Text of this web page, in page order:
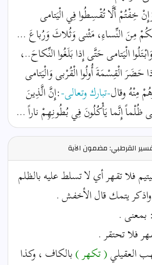
خِفْتُمْ أَلَّا تُقْسِطُوا فِي الْيَتامى
مِنَ النِّساءِ، مَثْنى وَثُلاثَ وَرُباعَ ...
الْيَتامى حَتَّى إِذا بَلَغُوا النِّكاحَ..،
الْقِسْمَةَ أُولُوا الْقُرْبى وَالْيَتامى
مِنْهُ وقال-تبارك وتعالى-:إِنَّ الَّذِينَ
ظُلْماً إِنَّما يَأْكُلُونَ فِي بُطُونِهِمْ ناراً ...
القرطبي: مضمون الآية
فلا تقهر أي لا تسلط عليه بالظلم
يتمك قال الأخفش .
بمعنى .
فلا تحتقر .
العقيلي( تكهر )بالكاف ، وكذا